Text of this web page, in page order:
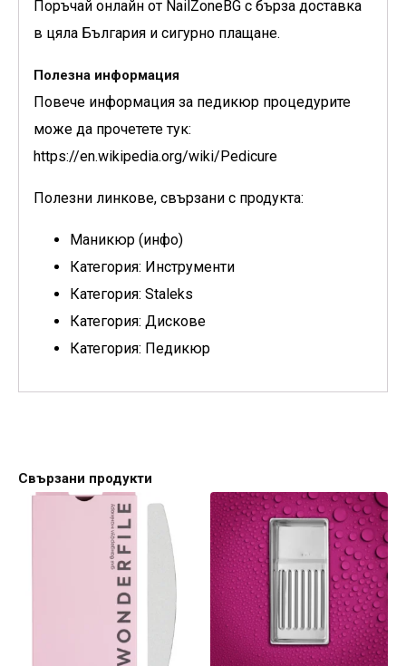
Поръчай онлайн от NailZoneBG с бърза доставка
в цяла България и сигурно плащане.
Полезна информация
Повече информация за педикюр процедурите
може да прочетете тук:
https://en.wikipedia.org/wiki/Pedicure
Полезни линкове, свързани с продукта:
Маникюр (инфо)
Категория: Инструменти
Категория: Staleks
Категория: Дискове
Категория: Педикюр
Свързани продукти